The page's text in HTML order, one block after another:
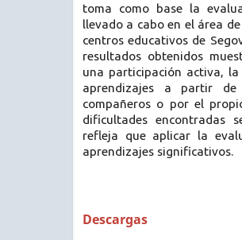
toma como base la
llevado a cabo en el área
centros educativos de
resultados obtenidos
una participación activa,
aprendizajes a partir de
compañeros o por el
dificultades encontradas
refleja que aplicar la
aprendizajes significativos.
Descargas